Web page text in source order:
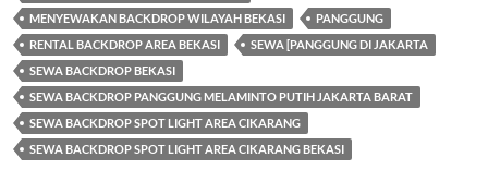
MENYEWAKAN BACKDROP WILAYAH BEKASI
PANGGUNG
RENTAL BACKDROP AREA BEKASI
SEWA [PANGGUNG DI JAKARTA
SEWA BACKDROP BEKASI
SEWA BACKDROP PANGGUNG MELAMINTO PUTIH JAKARTA BARAT
SEWA BACKDROP SPOT LIGHT AREA CIKARANG
SEWA BACKDROP SPOT LIGHT AREA CIKARANG BEKASI